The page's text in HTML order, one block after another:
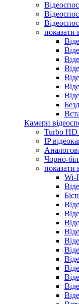
показати
Камери
Turbo HD
IP
Чорно-
показати
Wi-